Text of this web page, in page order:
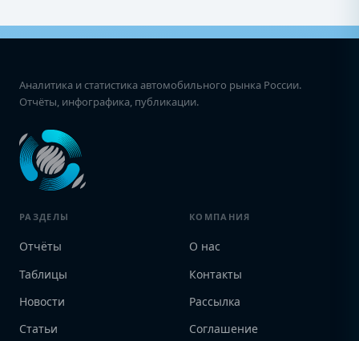
Аналитика и статистика автомобильного рынка России.
Отчёты, инфографика, публикации.
РАЗДЕЛЫ
Отчёты
Таблицы
Новости
Статьи
КОМПАНИЯ
О нас
Контакты
Рассылка
Соглашение